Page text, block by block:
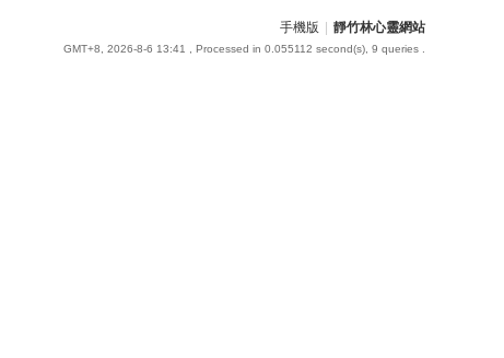
手機版 靜竹林心靈網站
GMT+8, 2026-8-6 13:41 , Processed in 0.055112 second(s), 9 queries .